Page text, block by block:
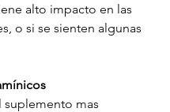
alto impacto en las
o si se sienten algunas
suplemento mas